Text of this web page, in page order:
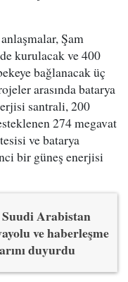
Şam
kurulacak ve 400
bağlanacak üç
arasında batarya
santrali, 200
274 megavat
ve batarya
bir güneş enerjisi
Suudi Arabistan
ve haberleşme
duyurdu